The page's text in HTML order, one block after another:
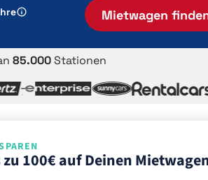
Mietwagen
85.000Stationen
100€ auf Deinen